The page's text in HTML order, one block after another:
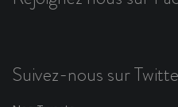
Suivez-nous sur